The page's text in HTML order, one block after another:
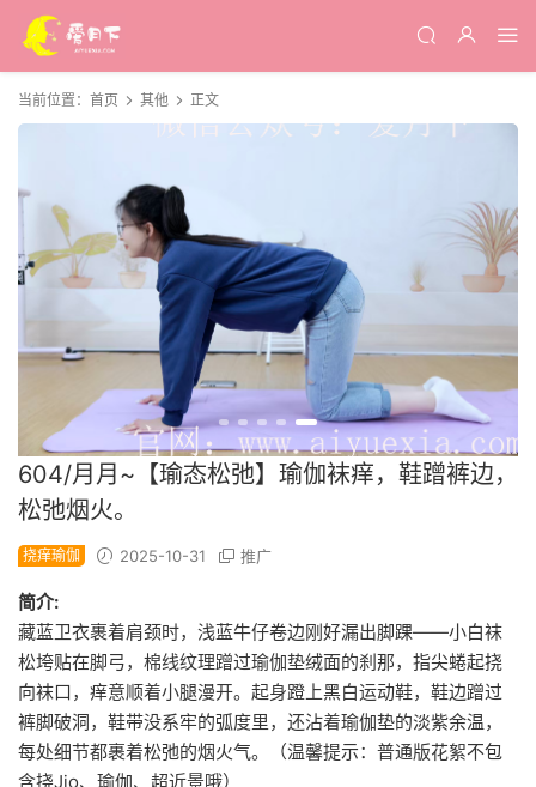
当前位置： 首页 其他 正文
604/月月~【瑜态松弛】瑜伽袜痒，鞋蹭裤边，
松弛烟火。
挠痒瑜伽 2025-10-31 推广
简介:
藏蓝卫衣裹着肩颈时，浅蓝牛仔卷边刚好漏出脚踝——小白袜
松垮贴在脚弓，棉线纹理蹭过瑜伽垫绒面的刹那，指尖蜷起挠
向袜口，痒意顺着小腿漫开。起身蹬上黑白运动鞋，鞋边蹭过
裤脚破洞，鞋带没系牢的弧度里，还沾着瑜伽垫的淡紫余温，
每处细节都裹着松弛的烟火气。（温馨提示：普通版花絮不包
含挠Jio、瑜伽、超近景哦）